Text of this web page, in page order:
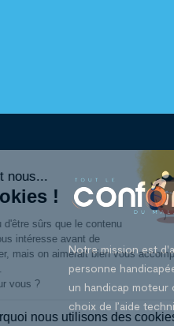
Notre mission est
personne
un handicap moteur
choix de l’aide